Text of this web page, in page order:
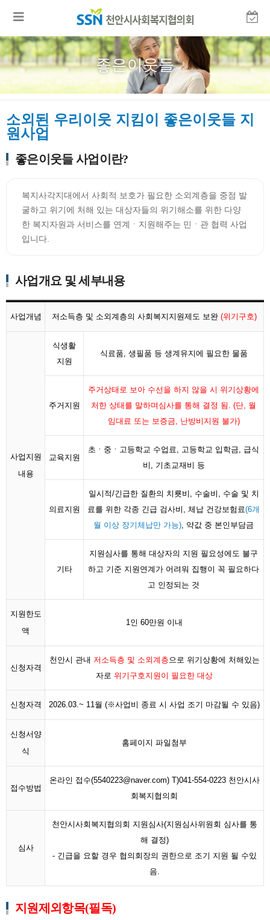
좋은이웃들
소외된 우리이웃 지킴이 좋은이웃들 지
원사업
좋은이웃들 사업이란?
복지사각지대에서 사회적 보호가 필요한 소외계층을 중점 발
굴하고 위기에 처해 있는 대상자들의 위기해소를 위한 다양
한 복지자원과 서비스를 연계ㆍ지원해주는 민ㆍ관 협력 사업
입니다.
사업개요 및 세부내용
사업개념 저소득층 및 소외계층의 사회복지지원제도 보완 (위기구호)
사업지원
내용
식생활
지원
식료품, 생필품 등 생계유지에 필요한 물품
주거지원
주거상태로 보아 수선을 하지 않을 시 위기상황에
처한 상태를 말하며심사를 통해 결정 됨. (단, 월
임대료 또는 보증금, 난방비지원 불가)
교육지원
초ㆍ중ㆍ고등학교 수업료, 고등학교 입학금, 급식
비, 기초교재비 등
의료지원
일시적/긴급한 질환의 치룟비, 수술비, 수술 및 치
료를 위한 각종 긴급 검사비, 체납 건강보험료(6개
월 이상 장기체납만 가능), 약값 중 본인부담금
기타
지원심사를 통해 대상자의 지원 필요성에도 불구
하고 기준 지원연계가 어려워 집행이 꼭 필요하다
고 인정되는 것
지원한도
액
1인 60만원 이내
신청자격
천안시 관내 저소득층 및 소외계층으로 위기상황에 처해있는
자로 위기구호지원이 필요한 대상
신청자격 2026.03.~ 11월 (※사업비 종료 시 사업 조기 마감될 수 있음)
신청서양
식
홈페이지 파일첨부
접수방법
온라인 접수(5540223@naver.com) T)041-554-0223 천안시사
회복지협의회
심사
천안시사회복지협의회 지원심사(지원심사위원회 심사를 통
해 결정)
- 긴급을 요할 경우 협의회장의 권한으로 조기 지원 될 수있
음.
지원제외항목(필독)